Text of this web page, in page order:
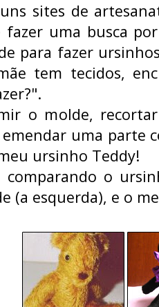
sites de
fazer uma busca
para fazer
tem tecidos,
o molde,
uma parte
ursinho Teddy!
comparando o
(a esquerda), e o